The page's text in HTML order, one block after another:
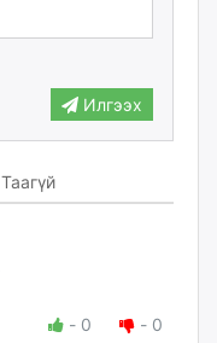
Илгээх
Таагүй
- 0 - 0